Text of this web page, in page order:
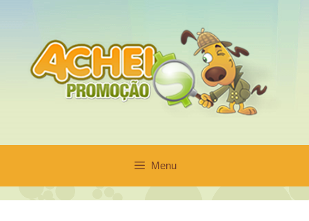
conteúdo
Menu